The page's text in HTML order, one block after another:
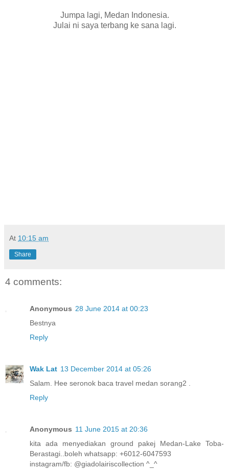
Jumpa lagi, Medan Indonesia.
Julai ni saya terbang ke sana lagi.
At 10:15 am
Share
4 comments:
Anonymous 28 June 2014 at 00:23
Bestnya
Reply
Wak Lat 13 December 2014 at 05:26
Salam. Hee seronok baca travel medan sorang2 .
Reply
Anonymous 11 June 2015 at 20:36
kita ada menyediakan ground pakej Medan-Lake Toba-
Berastagi..boleh whatsapp: +6012-6047593
instagram/fb: @giadolairiscollection ^_^